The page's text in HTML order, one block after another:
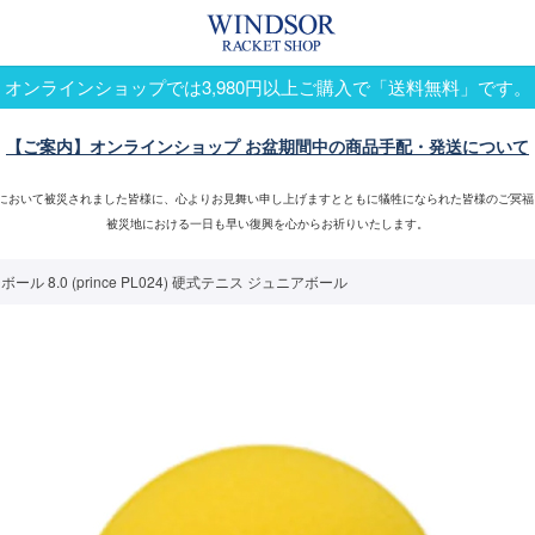
オンラインショップでは3,980円以上ご購入で「送料無料」です。
【ご案内】オンラインショップ お盆期間中の商品手配・発送について
おいて被災されました皆様に、心よりお見舞い申し上げますとともに犠牲になられた皆様のご冥福
被災地における一日も早い復興を心からお祈りいたします。
ール 8.0 (prince PL024) 硬式テニス ジュニアボール